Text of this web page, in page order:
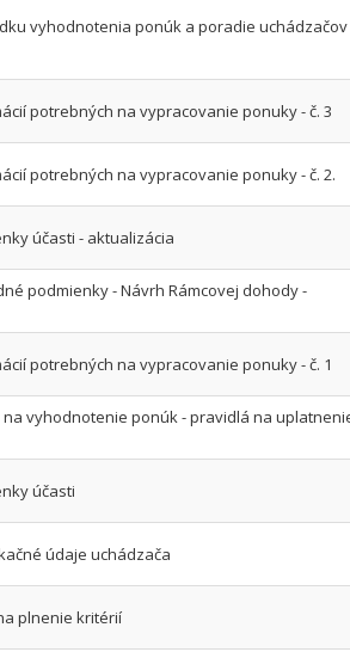
vyhodnotenia ponúk a poradie uchádzačov
potrebných na vypracovanie ponuky - č. 3
potrebných na vypracovanie ponuky - č. 2.
účasti - aktualizácia
podmienky - Návrh Rámcovej dohody -
potrebných na vypracovanie ponuky - č. 1
na vyhodnotenie ponúk - pravidlá na
účasti
údaje uchádzača
plnenie kritérií